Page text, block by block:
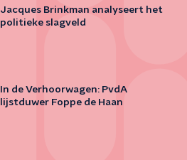
Jacques Brinkman analyseert het
politieke slagveld
In de Verhoorwagen: PvdA
lijstduwer Foppe de Haan